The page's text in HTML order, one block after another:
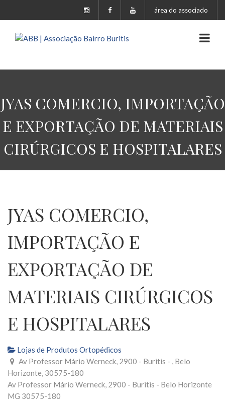
área do associado
JYAS COMERCIO, IMPORTAÇÃO
E EXPORTAÇÃO DE MATERIAIS
CIRÚRGICOS E HOSPITALARES
JYAS COMERCIO,
IMPORTAÇÃO E
EXPORTAÇÃO DE
MATERIAIS CIRÚRGICOS
E HOSPITALARES
Lojas de Produtos Ortopédicos
Av Professor Mário Werneck, 2900 - Buritis - , Belo
Horizonte, 30575-180
Av Professor Mário Werneck, 2900 - Buritis - Belo Horizonte
MG 30575-180